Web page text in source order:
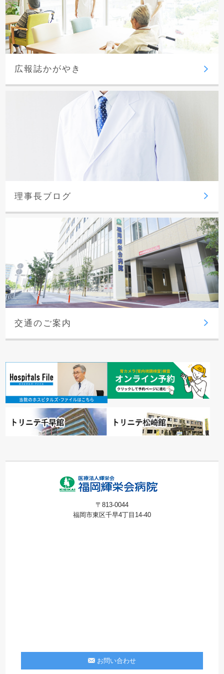
広報誌かがやき
理事長ブログ
交通のご案内
〒813-0044
福岡市東区千早4丁目14-40
お問い合わせ